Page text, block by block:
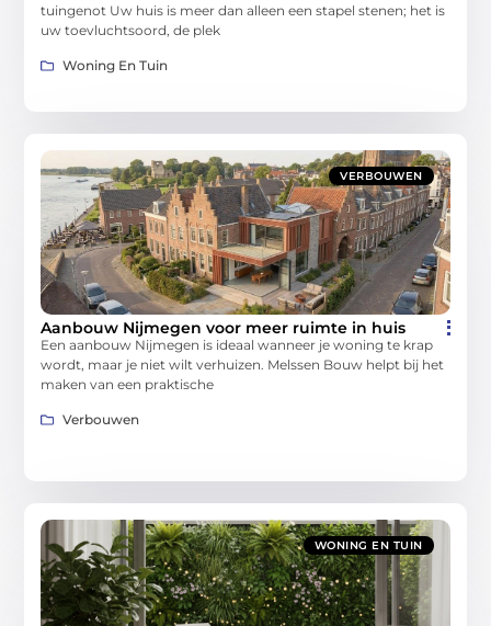
tuingenot Uw huis is meer dan alleen een stapel stenen; het is
uw toevluchtsoord, de plek
Woning En Tuin
VERBOUWEN
Aanbouw Nijmegen voor meer ruimte in huis
Een aanbouw Nijmegen is ideaal wanneer je woning te krap
wordt, maar je niet wilt verhuizen. Melssen Bouw helpt bij het
maken van een praktische
Verbouwen
WONING EN TUIN